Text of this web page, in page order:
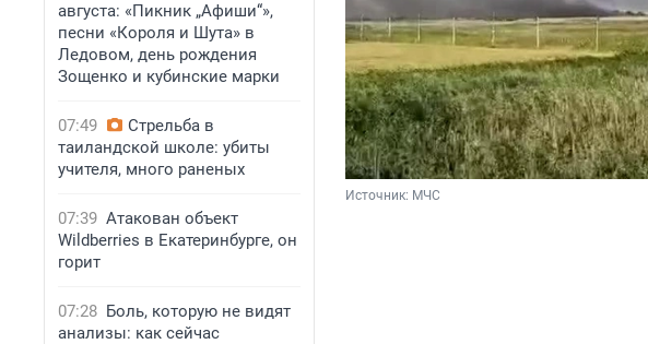
августа: «Пикник „Афиши“»,
песни «Короля и Шута» в
Ледовом, день рождения
Зощенко и кубинские марки
07:49
Стрельба в
таиландской школе: убиты
учителя, много раненых
07:39 Атакован объект
Wildberries в Екатеринбурге, он
горит
07:28 Боль, которую не видят
анализы: как сейчас
Источник: МЧС